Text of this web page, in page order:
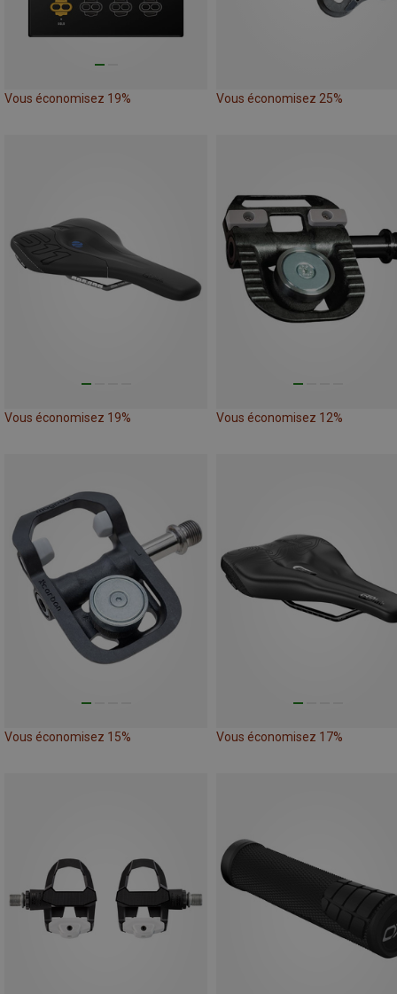
Vous économisez 19% Vous économisez 25%
Vous économisez 19% Vous économisez 12%
Vous économisez 15% Vous économisez 17%